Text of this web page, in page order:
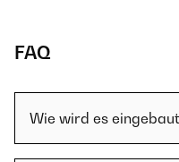
FAQ
Wie wird es